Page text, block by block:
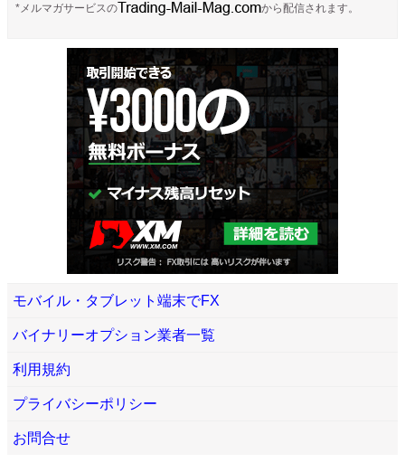
*メルマガサービスの から配信されます。
モバイル・タブレット端末でFX
バイナリーオプション業者一覧
利用規約
プライバシーポリシー
お問合せ